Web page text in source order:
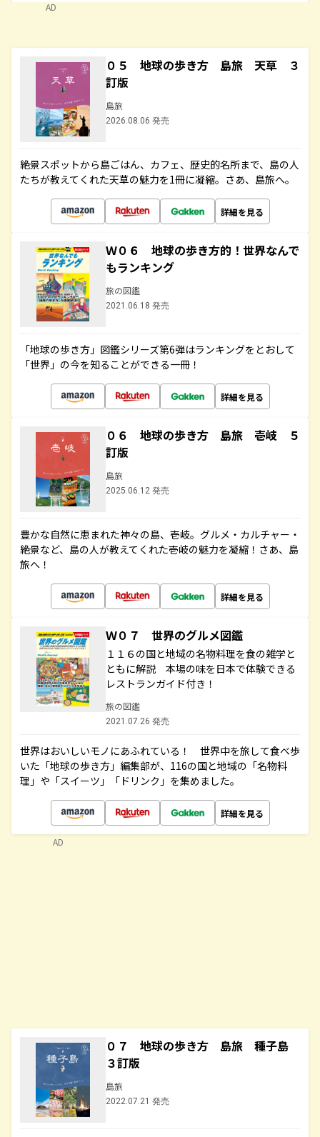
AD
０５ 地球の歩き方 島旅 天草 ３
訂版
島旅
2026.08.06 発売
絶景スポットから島ごはん、カフェ、歴史的名所まで、島の人
たちが教えてくれた天草の魅力を1冊に凝縮。さあ、島旅へ。
詳細を見る
Ｗ０６ 地球の歩き方的！世界なんで
もランキング
旅の図鑑
2021.06.18 発売
「地球の歩き方」図鑑シリーズ第6弾はランキングをとおして
「世界」の今を知ることができる一冊！
詳細を見る
０６ 地球の歩き方 島旅 壱岐 ５
訂版
島旅
2025.06.12 発売
豊かな自然に恵まれた神々の島、壱岐。グルメ・カルチャー・
絶景など、島の人が教えてくれた壱岐の魅力を凝縮！さあ、島
旅へ！
詳細を見る
Ｗ０７ 世界のグルメ図鑑
１１６の国と地域の名物料理を食の雑学と
ともに解説 本場の味を日本で体験できる
レストランガイド付き！
旅の図鑑
2021.07.26 発売
世界はおいしいモノにあふれている！ 世界中を旅して食べ歩
いた「地球の歩き方」編集部が、116の国と地域の「名物料
理」や「スイーツ」「ドリンク」を集めました。
詳細を見る
０７ 地球の歩き方 島旅 種子島
３訂版
島旅
2022.07.21 発売
AD